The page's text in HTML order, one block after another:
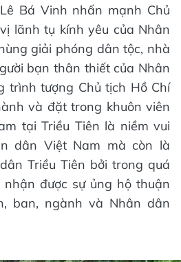
Bá Vinh nhấn mạnh Chủ
lãnh tụ kính yêu của Nhân
giải phóng dân tộc, nhà
bạn thân thiết của Nhân
trình tượng Chủ tịch Hồ Chí
và đặt trong khuôn viên
tại Triều Tiên là niềm vui
dân Việt Nam mà còn là
Triều Tiên bởi trong quá
được sự ủng hộ thuận
ban, ngành và Nhân dân